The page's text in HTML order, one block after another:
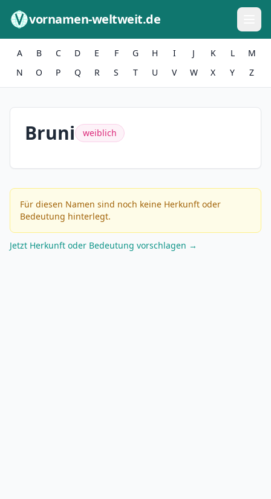
vornamen-weltweit.de
A B C D E F G H I J K L
M
N
O P Q R S T U V W X Y Z
Bruni weiblich
Für diesen Namen sind noch keine Herkunft oder
Bedeutung hinterlegt.
Jetzt Herkunft oder Bedeutung vorschlagen →